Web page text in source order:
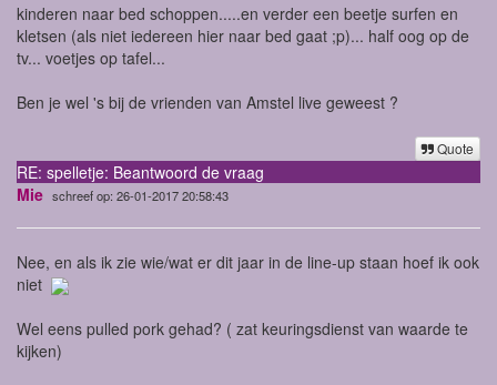
kinderen naar bed schoppen.....en verder een beetje surfen en
kletsen (als niet iedereen hier naar bed gaat ;p)... half oog op de
tv... voetjes op tafel...
Ben je wel 's bij de vrienden van Amstel live geweest ?
Quote
RE: spelletje: Beantwoord de vraag
Mie schreef op: 26-01-2017 20:58:43
Nee, en als ik zie wie/wat er dit jaar in de line-up staan hoef ik ook
niet
Wel eens pulled pork gehad? ( zat keuringsdienst van waarde te
kijken)